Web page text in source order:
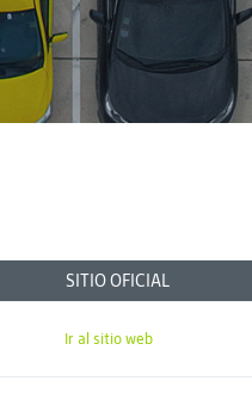
SITIO OFICIAL
Ir al sitio web